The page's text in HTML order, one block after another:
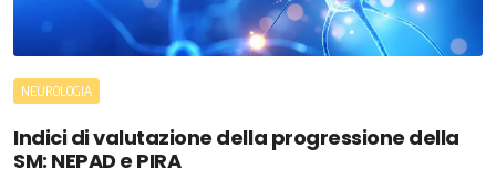
NEUROLOGIA
Indici di valutazione della progressione della
SM: NEPAD e PIRA